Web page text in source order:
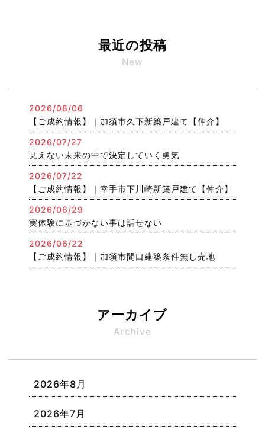
最近の投稿
New
2026/08/06
【ご成約情報】｜加須市久下新築戸建て【仲介】
2026/07/27
見えない未来の中で決定していく勇気
2026/07/22
【ご成約情報】｜幸手市下川崎新築戸建て【仲介】
2026/06/29
実体験に基づかない事は話せない
2026/06/22
【ご成約情報】｜加須市間口建築条件無し売地
アーカイブ
Archive
2026年8月
2026年7月